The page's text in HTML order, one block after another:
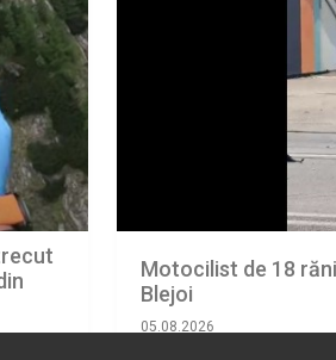
Motocilist de 18
Blejoi
05.08.2026